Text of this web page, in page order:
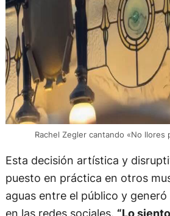
Rachel Zegler cantando «No llores
Esta decisión artística y
puesto en práctica en otros
aguas entre el público y
en las redes sociales. “Lo